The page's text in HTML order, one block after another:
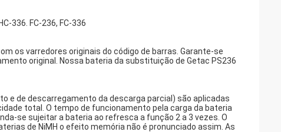
336. FC-236, FC-336
os varredores originais do código de barras. Garante-se
original. Nossa bateria da substituição de Getac PS236
e de descarregamento da descarga parcial) são aplicadas
total. O tempo de funcionamento pela carga da bateria
se sujeitar a bateria ao refresca a função 2 a 3 vezes. O
de NiMH o efeito memória não é pronunciado assim. As